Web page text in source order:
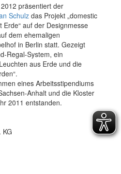
präsentiert der
Schulz das Projekt „domestic
Erde“ auf der Designmesse
dem ehemaligen
in Berlin statt. Gezeigt
Regal-System, ein
aus Erde und die
eines Arbeitsstipendiums
Anhalt und die Kloster
2011 entstanden.
KG